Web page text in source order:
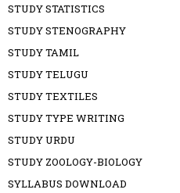
STUDY STATISTICS
STUDY STENOGRAPHY
STUDY TAMIL
STUDY TELUGU
STUDY TEXTILES
STUDY TYPE WRITING
STUDY URDU
STUDY ZOOLOGY-BIOLOGY
SYLLABUS DOWNLOAD